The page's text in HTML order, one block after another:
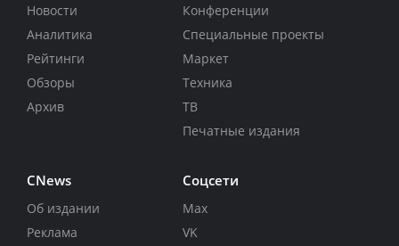
Новости
Аналитика
Рейтинги
Обзоры
Архив
Конференции
Специальные проекты
Маркет
Техника
ТВ
Печатные издания
CNews
Об издании
Реклама
Соцсети
Max
VK